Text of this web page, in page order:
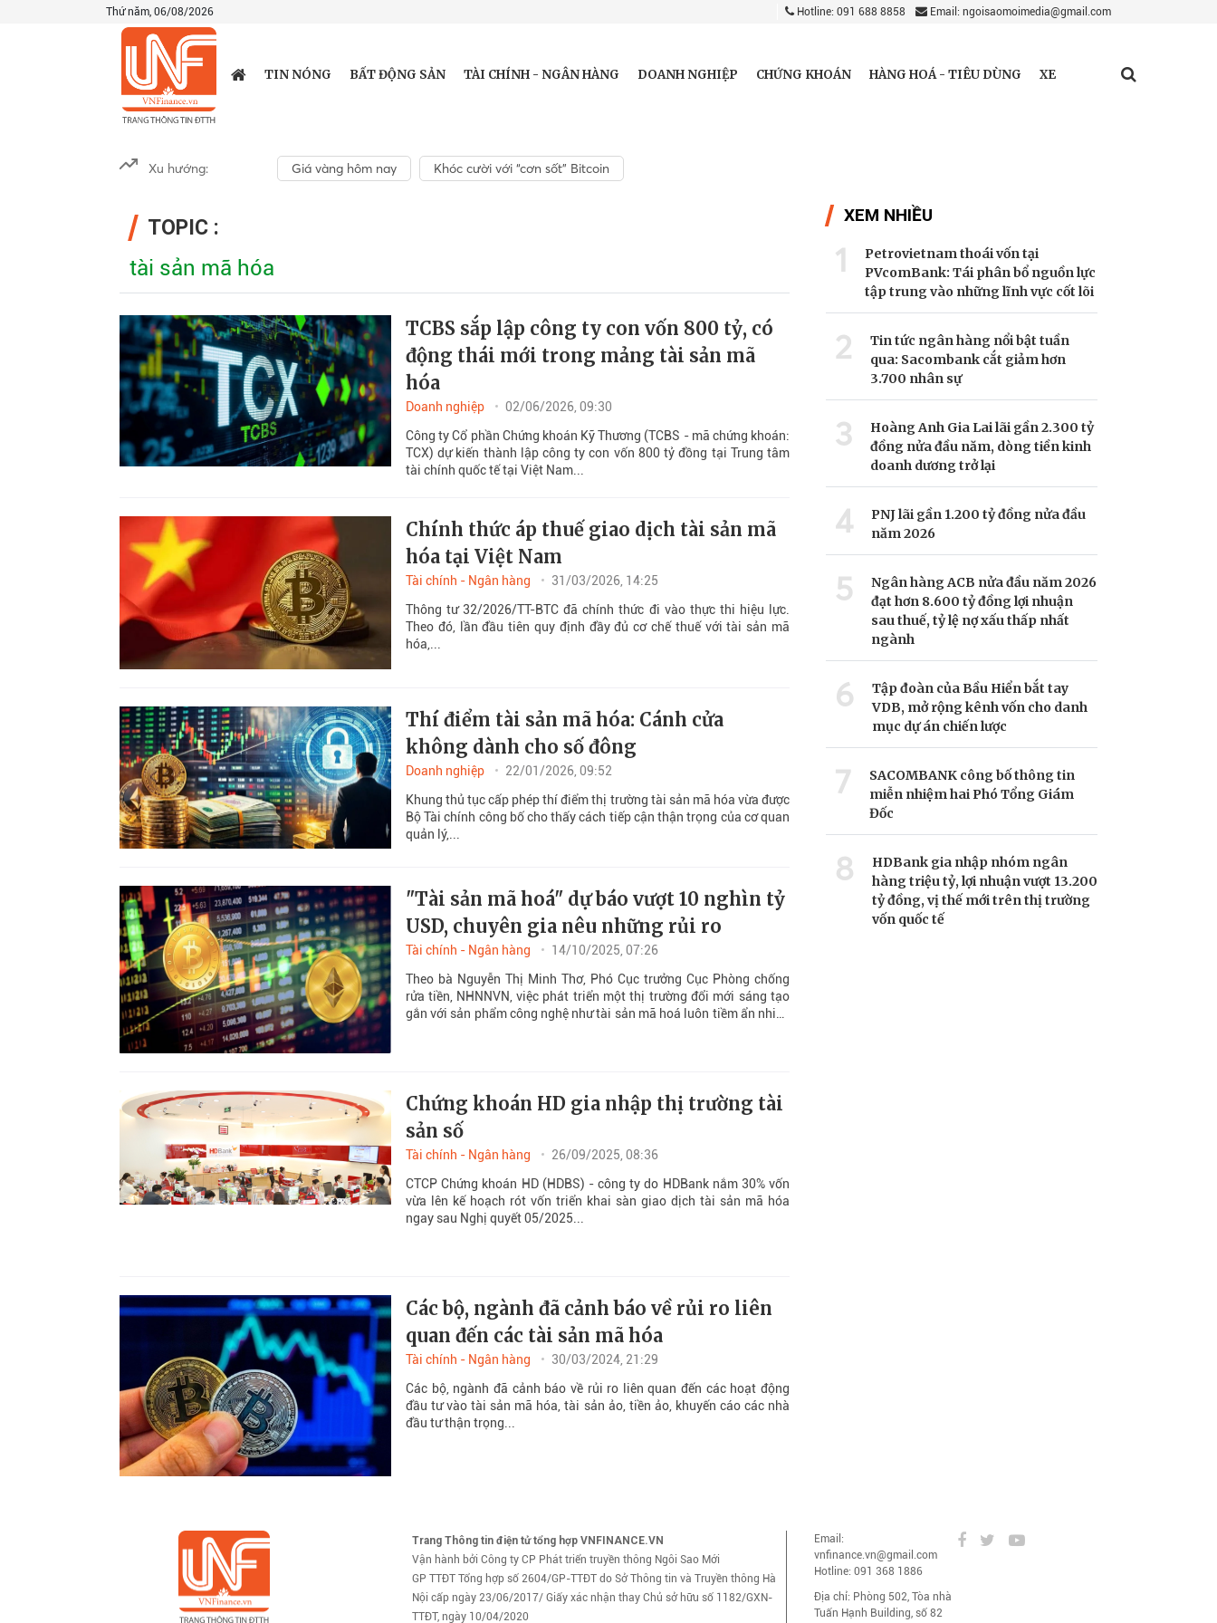
Thứ năm, 06/08/2026 Hotline: 091 688 8858 Email: ngoisaomoimedia@gmail.com
TIN NÓNG BẤT ĐỘNG SẢN TÀI CHÍNH - NGÂN HÀNG DOANH NGHIỆP CHỨNG KHOÁN HÀNG HOÁ - TIÊU DÙNG XE
Xu hướng: Giá vàng hôm nay Khóc cười với “cơn sốt” Bitcoin
TOPIC :
tài sản mã hóa
TCBS sắp lập công ty con vốn 800 tỷ, có
động thái mới trong mảng tài sản mã
hóa
Doanh nghiệp
02/06/2026, 09:30
Công ty Cổ phần Chứng khoán Kỹ Thương (TCBS - mã chứng khoán:
TCX) dự kiến thành lập công ty con vốn 800 tỷ đồng tại Trung tâm
tài chính quốc tế tại Việt Nam...
Chính thức áp thuế giao dịch tài sản mã
hóa tại Việt Nam
Tài chính - Ngân hàng
31/03/2026, 14:25
Thông tư 32/2026/TT-BTC đã chính thức đi vào thực thi hiệu lực.
Theo đó, lần đầu tiên quy định đầy đủ cơ chế thuế với tài sản mã
hóa,...
Thí điểm tài sản mã hóa: Cánh cửa
không dành cho số đông
Doanh nghiệp
22/01/2026, 09:52
Khung thủ tục cấp phép thí điểm thị trường tài sản mã hóa vừa được
Bộ Tài chính công bố cho thấy cách tiếp cận thận trọng của cơ quan
quản lý,...
"Tài sản mã hoá" dự báo vượt 10 nghìn tỷ
USD, chuyên gia nêu những rủi ro
Tài chính - Ngân hàng
14/10/2025, 07:26
Theo bà Nguyễn Thị Minh Thơ, Phó Cục trưởng Cục Phòng chống
rửa tiền, NHNNVN, việc phát triển một thị trường đổi mới sáng tạo
gắn với sản phẩm công nghệ như tài sản mã hoá luôn tiềm ẩn nhiều
Chứng khoán HD gia nhập thị trường tài
sản số
Tài chính - Ngân hàng
26/09/2025, 08:36
CTCP Chứng khoán HD (HDBS) - công ty do HDBank nắm 30% vốn
vừa lên kế hoạch rót vốn triển khai sàn giao dịch tài sản mã hóa
ngay sau Nghị quyết 05/2025...
Các bộ, ngành đã cảnh báo về rủi ro liên
quan đến các tài sản mã hóa
Tài chính - Ngân hàng
30/03/2024, 21:29
Các bộ, ngành đã cảnh báo về rủi ro liên quan đến các hoạt động
đầu tư vào tài sản mã hóa, tài sản ảo, tiền ảo, khuyến cáo các nhà
đầu tư thận trọng...
XEM NHIỀU
1
Petrovietnam thoái vốn tại
PVcomBank: Tái phân bổ nguồn lực
tập trung vào những lĩnh vực cốt lõi
2
Tin tức ngân hàng nổi bật tuần
qua: Sacombank cắt giảm hơn
3.700 nhân sự
3
Hoàng Anh Gia Lai lãi gần 2.300 tỷ
đồng nửa đầu năm, dòng tiền kinh
doanh dương trở lại
4
PNJ lãi gần 1.200 tỷ đồng nửa đầu
năm 2026
5
Ngân hàng ACB nửa đầu năm 2026
đạt hơn 8.600 tỷ đồng lợi nhuận
sau thuế, tỷ lệ nợ xấu thấp nhất
ngành
6
Tập đoàn của Bầu Hiển bắt tay
VDB, mở rộng kênh vốn cho danh
mục dự án chiến lược
7
SACOMBANK công bố thông tin
miễn nhiệm hai Phó Tổng Giám
Đốc
8
HDBank gia nhập nhóm ngân
hàng triệu tỷ, lợi nhuận vượt 13.200
tỷ đồng, vị thế mới trên thị trường
vốn quốc tế
Trang Thông tin điện tử tổng hợp VNFINANCE.VN
Vận hành bởi Công ty CP Phát triển truyền thông Ngôi Sao Mới
GP TTĐT Tổng hợp số 2604/GP-TTĐT do Sở Thông tin và Truyền thông Hà
Nội cấp ngày 23/06/2017/ Giấy xác nhận thay Chủ sở hữu số 1182/GXN-
TTĐT, ngày 10/04/2020
Email:
vnfinance.vn@gmail.com
Hotline: 091 368 1886
Địa chỉ: Phòng 502, Tòa nhà
Tuấn Hạnh Building, số 82